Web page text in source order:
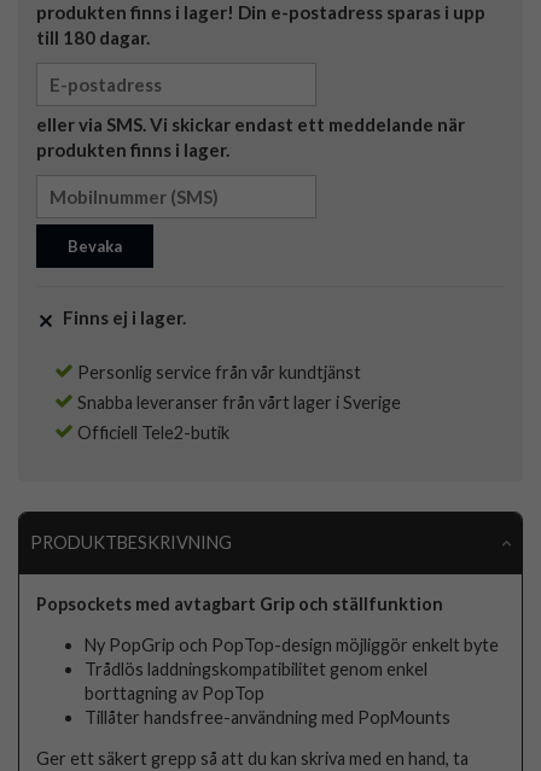
produkten finns i lager! Din e-postadress sparas i upp
till 180 dagar.
eller via SMS. Vi skickar endast ett meddelande när
produkten finns i lager.
Bevaka
Finns ej i lager.
Personlig service från vår kundtjänst
Snabba leveranser från vårt lager i Sverige
Officiell Tele2-butik
PRODUKTBESKRIVNING
Popsockets med avtagbart Grip och ställfunktion
Ny PopGrip och PopTop-design möjliggör enkelt byte
Trådlös laddningskompatibilitet genom enkel
borttagning av PopTop
Tillåter handsfree-användning med PopMounts
Ger ett säkert grepp så att du kan skriva med en hand, ta